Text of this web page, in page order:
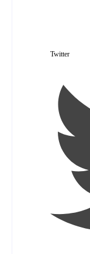
Twitter